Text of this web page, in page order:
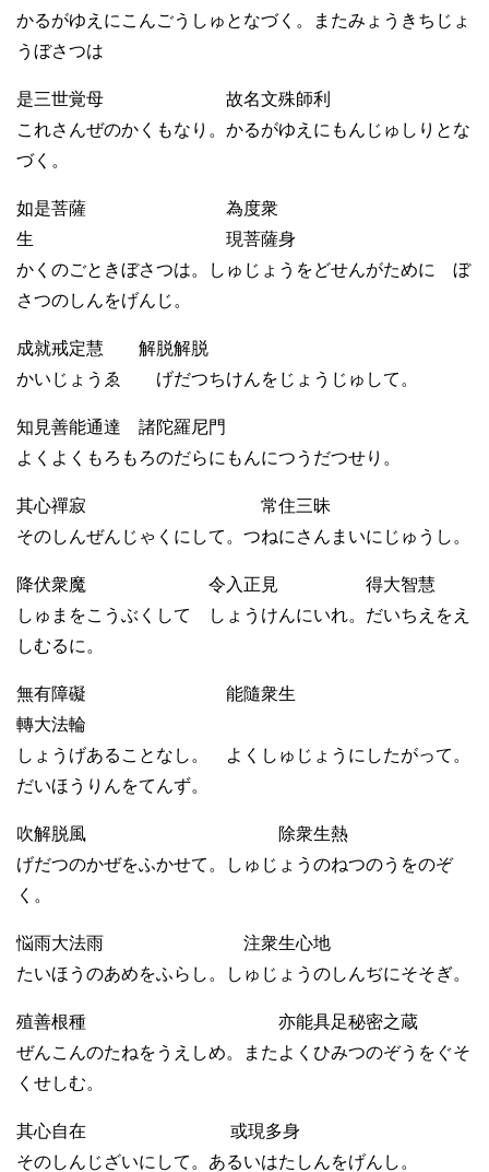
かるがゆえにこんごうしゅとなづく。またみょうきちじょ
うぼさつは
是三世覚母 故名文殊師利
これさんぜのかくもなり。かるがゆえにもんじゅしりとな
づく。
如是菩薩 為度衆
生 現菩薩身
かくのごときぼさつは。しゅじょうをどせんがために ぼ
さつのしんをげんじ。
成就戒定慧 解脱解脱
かいじょうゑ げだつちけんをじょうじゅして。
知見善能通達 諸陀羅尼門
よくよくもろもろのだらにもんにつうだつせり。
其心禪寂 常住三昧
そのしんぜんじゃくにして。つねにさんまいにじゅうし。
降伏衆魔 令入正見 得大智慧
しゅまをこうぶくして しょうけんにいれ。だいちえをえ
しむるに。
無有障礙 能隨衆生
轉大法輪
しょうげあることなし。 よくしゅじょうにしたがって。
だいほうりんをてんず。
吹解脱風 除衆生熱
げだつのかぜをふかせて。しゅじょうのねつのうをのぞ
く。
悩雨大法雨 注衆生心地
たいほうのあめをふらし。しゅじょうのしんぢにそそぎ。
殖善根種 亦能具足秘密之蔵
ぜんこんのたねをうえしめ。またよくひみつのぞうをぐそ
くせしむ。
其心自在 或現多身
そのしんじざいにして。あるいはたしんをげんし。